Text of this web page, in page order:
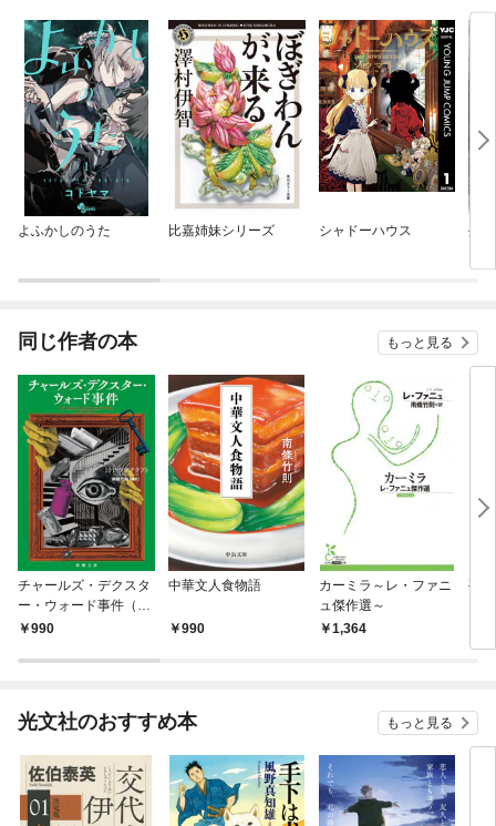
よふかしのうた 比嘉姉妹シリーズ シャドーハウス 外
同じ作者の本 もっと見る
チャールズ・デクスタ
ー・ウォード事件（新
潮文庫）
990
中華文人食物語
990
カーミラ～レ・ファニ
ュ傑作選～
1,364
孤
光文社のおすすめ本 もっと見る